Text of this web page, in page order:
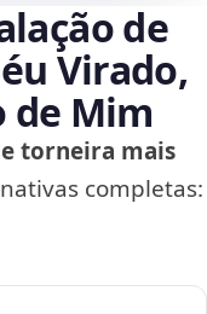
de
Virado,
de Mim
torneira mais
completas: